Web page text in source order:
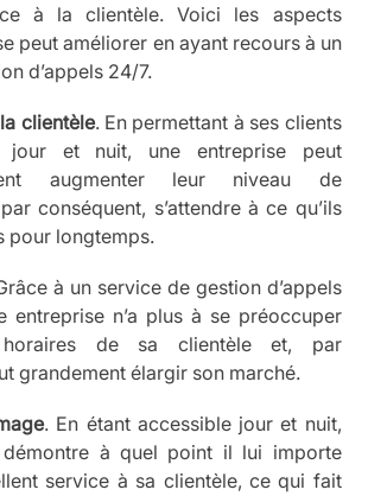
à la clientèle. Voici les aspects
peut améliorer en ayant recours à un
d’appels 24/7.
clientèle. En permettant à ses clients
et nuit, une entreprise peut
augmenter leur niveau de
conséquent, s’attendre à ce qu’ils
pour longtemps.
à un service de gestion d’appels
entreprise n’a plus à se préoccuper
de sa clientèle et, par
grandement élargir son marché.
. En étant accessible jour et nuit,
démontre à quel point il lui importe
service à sa clientèle, ce qui fait